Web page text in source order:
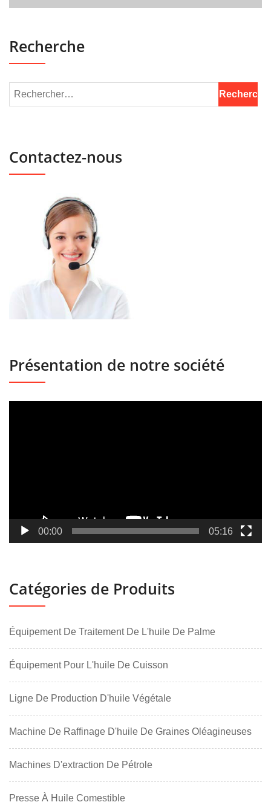
Recherche
Contactez-nous
Présentation de notre société
00:00 05:16
Catégories de Produits
Équipement De Traitement De L'huile De Palme
Équipement Pour L'huile De Cuisson
Ligne De Production D'huile Végétale
Machine De Raffinage D'huile De Graines Oléagineuses
Machines D'extraction De Pétrole
Presse À Huile Comestible